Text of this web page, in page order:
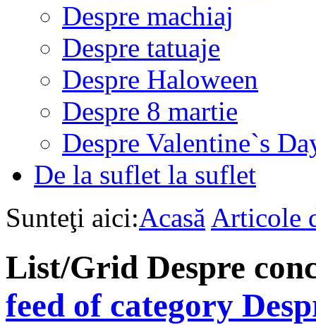
Despre machiaj
Despre tatuaje
Despre Haloween
Despre 8 martie
Despre Valentine`s
De la suflet la suflet
Sunteţi aici:Acasă Articole
List/Grid Despre
feed of category